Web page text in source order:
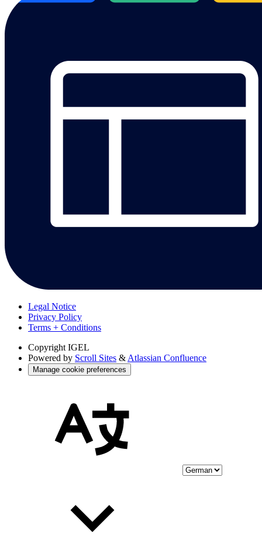
Legal Notice
Privacy Policy
Terms + Conditions
Copyright IGEL
Powered by Scroll Sites & Atlassian Confluence
Manage cookie preferences